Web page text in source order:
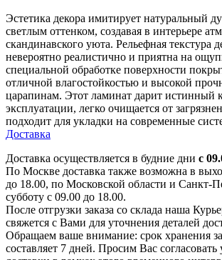
Эстетика декора имитирует натуральный
светлым оттенком, создавая в интерьере
скандинавского уюта. Рельефная текстура
невероятно реалистично и приятна на
специальной обработке поверхности
отличной влагостойкостью и высокой
царапинам. Этот ламинат дарит истинный
эксплуатации, легко очищается от
подходит для укладки на современные
Доставка
Доставка осуществляется в будние дни с
По Москве доставка также возможна в
до 18.00, по Московской области и Санкт-
субботу с 09.00 до 18.00.
После отгрузки заказа со склада наша
свяжется с Вами для уточнения деталей
Обращаем ваше внимание: срок хранения
составляет 7 дней. Просим Вас согласовать